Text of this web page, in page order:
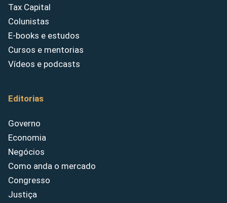
Tax Capital
Colunistas
E-books e estudos
Cursos e mentorias
Vídeos e podcasts
Editorias
Governo
Economia
Negócios
Como anda o mercado
Congresso
Justiça